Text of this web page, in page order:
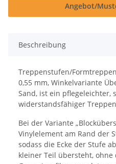
Angebot/
Beschreibung
Treppenstufen/
0,55 mm, Winkelvariante
Sand, ist ein pflegeleichter,
widerstandsfähiger
Bei der Variante
Vinylelement am Rand der
sodass die Ecke der Stufe
kleiner Teil übersteht,